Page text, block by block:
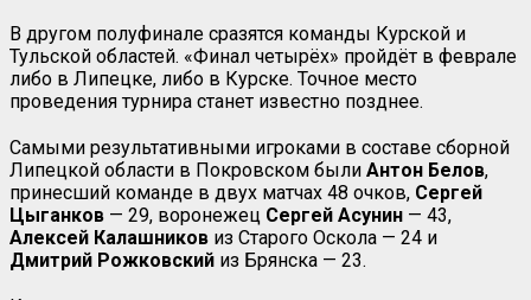
В другом полуфинале сразятся команды Курской и
Тульской областей. «Финал четырёх» пройдёт в феврале
либо в Липецке, либо в Курске. Точное место
проведения турнира станет известно позднее.
Самыми результативными игроками в составе сборной
Липецкой области в Покровском были Антон Белов,
принесший команде в двух матчах 48 очков, Сергей
Цыганков — 29, воронежец Сергей Асунин — 43,
Алексей Калашников из Старого Оскола — 24 и
Дмитрий Рожковский из Брянска — 23.